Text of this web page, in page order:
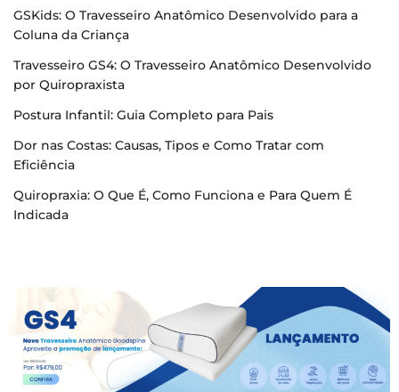
GSKids: O Travesseiro Anatômico Desenvolvido para a
Coluna da Criança
Travesseiro GS4: O Travesseiro Anatômico Desenvolvido
por Quiropraxista
Postura Infantil: Guia Completo para Pais
Dor nas Costas: Causas, Tipos e Como Tratar com
Eficiência
Quiropraxia: O Que É, Como Funciona e Para Quem É
Indicada